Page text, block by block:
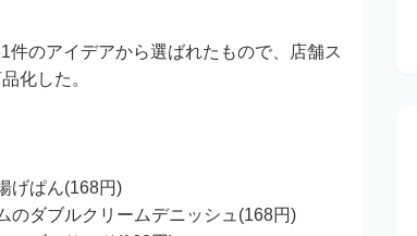
のアイデアから選ばれたもので、店舗ス
化した。
げぱん(168円)
のダブルクリームデニッシュ(168円)